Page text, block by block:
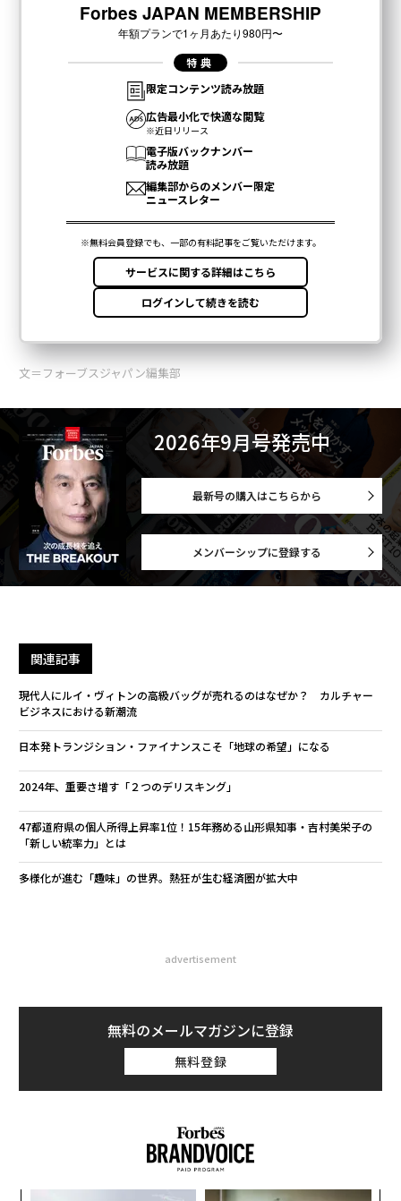
文＝フォーブスジャパン編集部
2026年9月号発売中
最新号の購入はこちらから
メンバーシップに登録する
関連記事
現代人にルイ・ヴィトンの高級バッグが売れるのはなぜか？ カルチャー
ビジネスにおける新潮流
日本発トランジション・ファイナンスこそ「地球の希望」になる
2024年、重要さ増す「２つのデリスキング」
47都道府県の個人所得上昇率1位！15年務める山形県知事・吉村美栄子の
「新しい統率力」とは
多様化が進む「趣味」の世界。熱狂が生む経済圏が拡大中
advertisement
無料のメールマガジンに登録
無料登録